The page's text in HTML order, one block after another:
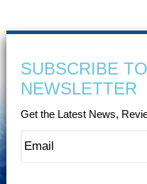
SUBSCRIBE
NEWSLETTER
Get the Latest News,